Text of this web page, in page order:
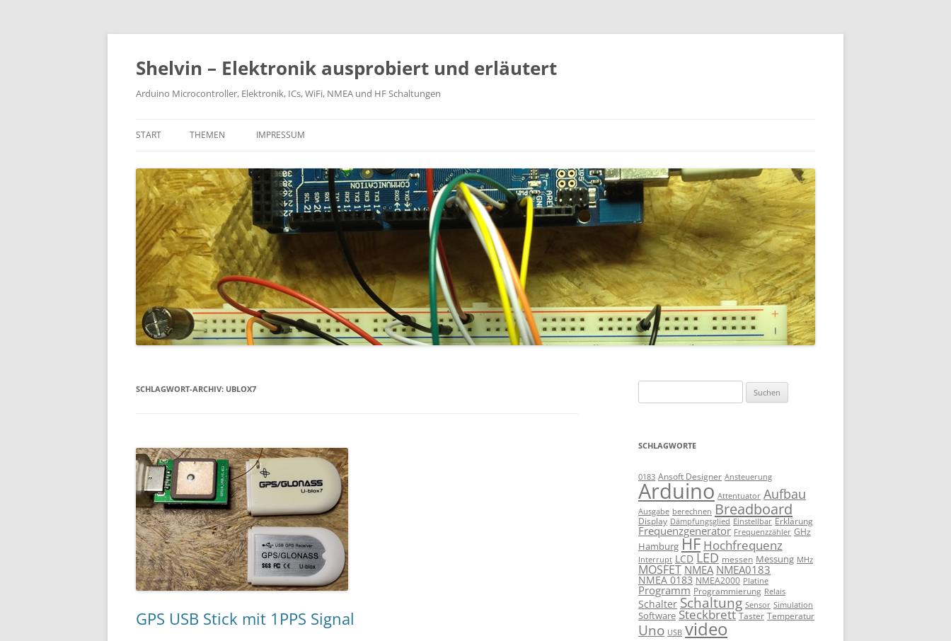
Zum
springen
Shelvin – Elektronik ausprobiert und erläutert
Arduino Microcontroller, Elektronik, ICs, WiFi, NMEA und HF Schaltungen
START THEMEN IMPRESSUM
SCHLAGWORT-ARCHIV: UBLOX7
GPS USB Stick mit 1PPS Signal
nach:
SCHLAGWORTE
0183 Ansoft Designer Ansteuerung
Arduino Attentuator Aufbau
Ausgabe berechnen Breadboard
Display Dämpfungsglied Einstellbar Erklärung
Frequenzgenerator Frequenzzähler GHz
Hamburg HF Hochfrequenz
Interrupt LCD LED messen Messung MHz
MOSFET NMEA NMEA0183
NMEA 0183 NMEA2000 Platine
Programm Programmierung Relais
Schalter Schaltung Sensor Simulation
Software Steckbrett Taster Temperatur
Uno USB video